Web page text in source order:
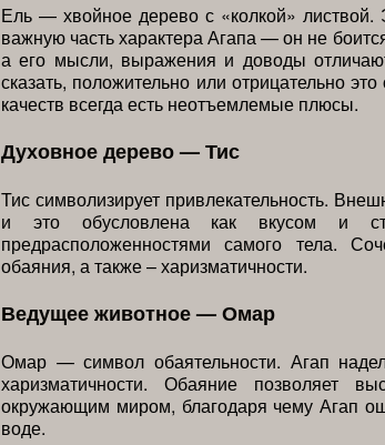
Ель — хвойное дерево с «колкой» листвой.
важную часть характера Агапа — он не
а его мысли, выражения и доводы
сказать, положительно или отрицательно
качеств всегда есть неотъемлемые плюсы.
Духовное дерево — Тис
Тис символизирует привлекательность.
и это обусловлена как вкусом и
предрасположенностями самого тела.
обаяния, а также – харизматичности.
Ведущее животное — Омар
Омар — символ обаятельности. Агап
харизматичности. Обаяние позволяет
окружающим миром, благодаря чему Агап
воде.